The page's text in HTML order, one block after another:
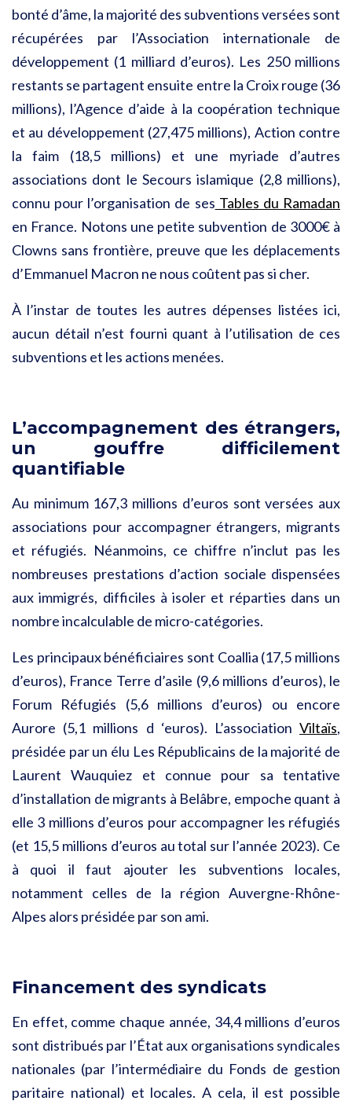
bonté d’âme, la majorité des subventions versées sont
récupérées par l’Association internationale de
développement (1 milliard d’euros). Les 250 millions
restants se partagent ensuite entre la Croix rouge (36
millions), l’Agence d’aide à la coopération technique
et au développement (27,475 millions), Action contre
la faim (18,5 millions) et une myriade d’autres
associations dont le Secours islamique (2,8 millions),
connu pour l’organisation de ses Tables du Ramadan
en France. Notons une petite subvention de 3000€ à
Clowns sans frontière, preuve que les déplacements
d’Emmanuel Macron ne nous coûtent pas si cher.
À l’instar de toutes les autres dépenses listées ici,
aucun détail n’est fourni quant à l’utilisation de ces
subventions et les actions menées.
L’accompagnement des étrangers,
un gouffre difficilement
quantifiable
Au minimum 167,3 millions d’euros sont versées aux
associations pour accompagner étrangers, migrants
et réfugiés. Néanmoins, ce chiffre n’inclut pas les
nombreuses prestations d’action sociale dispensées
aux immigrés, difficiles à isoler et réparties dans un
nombre incalculable de micro-catégories.
Les principaux bénéficiaires sont Coallia (17,5 millions
d’euros), France Terre d’asile (9,6 millions d’euros), le
Forum Réfugiés (5,6 millions d’euros) ou encore
Aurore (5,1 millions d ‘euros). L’association Viltaïs,
présidée par un élu Les Républicains de la majorité de
Laurent Wauquiez et connue pour sa tentative
d’installation de migrants à Belâbre, empoche quant à
elle 3 millions d’euros pour accompagner les réfugiés
(et 15,5 millions d’euros au total sur l’année 2023). Ce
à quoi il faut ajouter les subventions locales,
notamment celles de la région Auvergne-Rhône-
Alpes alors présidée par son ami.
Financement des syndicats
En effet, comme chaque année, 34,4 millions d’euros
sont distribués par l’État aux organisations syndicales
nationales (par l’intermédiaire du Fonds de gestion
paritaire national) et locales. A cela, il est possible